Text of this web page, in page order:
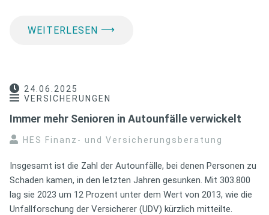
WEITERLESEN ⟶
24.06.2025
VERSICHERUNGEN
Immer mehr Senioren in Autounfälle verwickelt
HES Finanz- und Versicherungsberatung
Insgesamt ist die Zahl der Autounfälle, bei denen Personen zu
Schaden kamen, in den letzten Jahren gesunken. Mit 303.800
lag sie 2023 um 12 Prozent unter dem Wert von 2013, wie die
Unfallforschung der Versicherer (UDV) kürzlich mitteilte.